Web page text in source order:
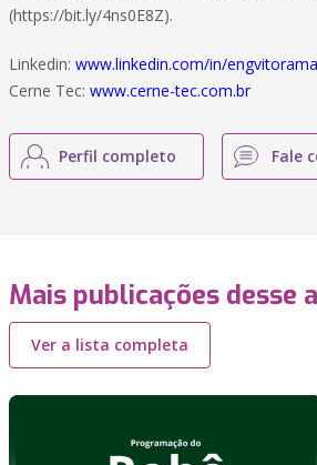
(https://bit.ly/4ns0E8Z).
Linkedin: www.linkedin.com/in/
Cerne Tec: www.cerne-tec.com.br
Perfil completo Fale
Mais publicações desse
Ver a lista completa